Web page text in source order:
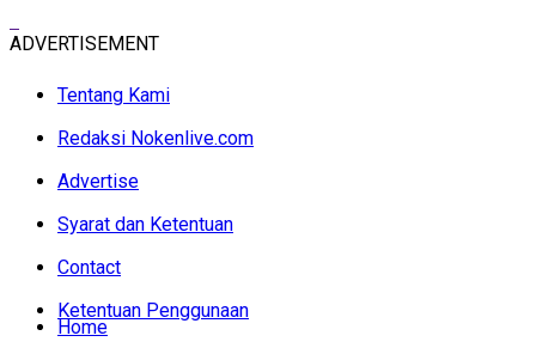
ADVERTISEMENT
Tentang Kami
Redaksi Nokenlive.com
Advertise
Syarat dan Ketentuan
Contact
Ketentuan Penggunaan
Home